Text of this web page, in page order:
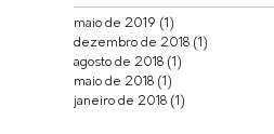
maio de 2019 (1)
dezembro de 2018 (1)
agosto de 2018 (1)
maio de 2018 (1)
janeiro de 2018 (1)